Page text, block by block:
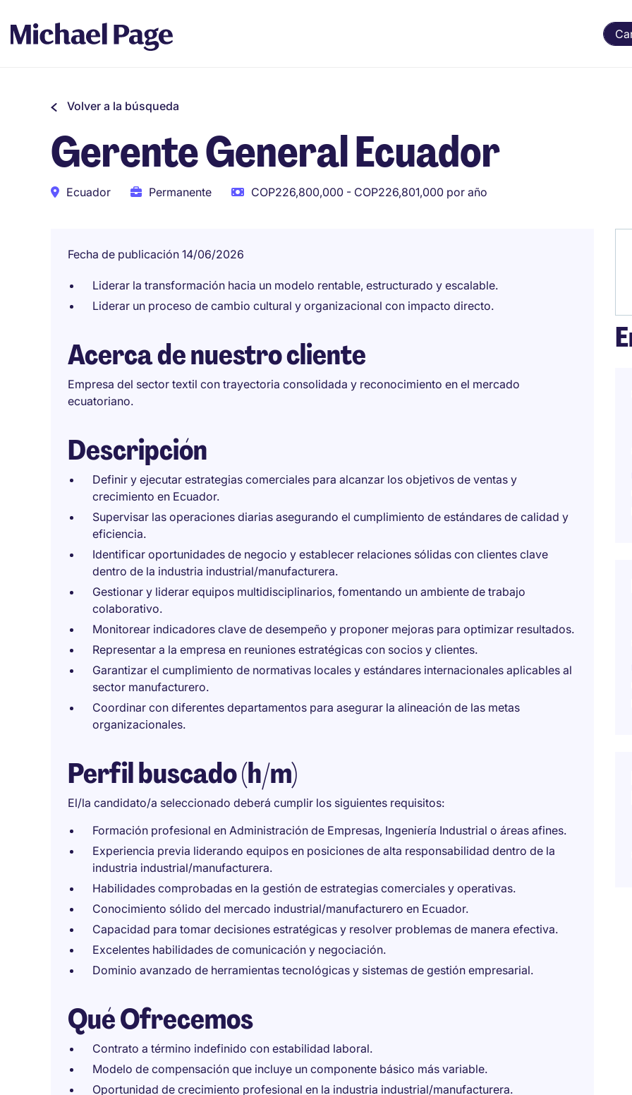
Volver a la búsqueda
Gerente General Ecuador
Ecuador Permanente COP226,800,000 - COP226,801,000 por año
Fecha de publicación 14/06/2026
Liderar la transformación hacia un modelo rentable, estructurado y escalable.
Liderar un proceso de cambio cultural y organizacional con impacto directo.
Acerca de nuestro cliente
Empresa del sector textil con trayectoria consolidada y reconocimiento en el mercado
ecuatoriano.
Descripción
Definir y ejecutar estrategias comerciales para alcanzar los objetivos de ventas y
crecimiento en Ecuador.
Supervisar las operaciones diarias asegurando el cumplimiento de estándares de calidad y
eficiencia.
Identificar oportunidades de negocio y establecer relaciones sólidas con clientes clave
dentro de la industria industrial/manufacturera.
Gestionar y liderar equipos multidisciplinarios, fomentando un ambiente de trabajo
colaborativo.
Monitorear indicadores clave de desempeño y proponer mejoras para optimizar resultados.
Representar a la empresa en reuniones estratégicas con socios y clientes.
Garantizar el cumplimiento de normativas locales y estándares internacionales aplicables al
sector manufacturero.
Coordinar con diferentes departamentos para asegurar la alineación de las metas
organizacionales.
Perfil buscado (h/m)
El/la candidato/a seleccionado deberá cumplir los siguientes requisitos:
Formación profesional en Administración de Empresas, Ingeniería Industrial o áreas afines.
Experiencia previa liderando equipos en posiciones de alta responsabilidad dentro de la
industria industrial/manufacturera.
Habilidades comprobadas en la gestión de estrategias comerciales y operativas.
Conocimiento sólido del mercado industrial/manufacturero en Ecuador.
Capacidad para tomar decisiones estratégicas y resolver problemas de manera efectiva.
Excelentes habilidades de comunicación y negociación.
Dominio avanzado de herramientas tecnológicas y sistemas de gestión empresarial.
Qué Ofrecemos
Contrato a término indefinido con estabilidad laboral.
Modelo de compensación que incluye un componente básico más variable.
Oportunidad de crecimiento profesional en la industria industrial/manufacturera.